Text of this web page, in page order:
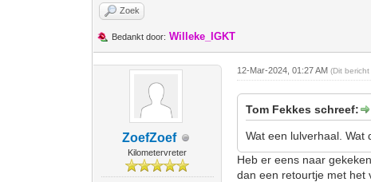
Zoek
Bedankt door: Willeke_IGKT
ZoefZoef
Kilometervreter
12-Mar-2024, 01:27 AM(Dit
Tom Fekkes schreef:
Wat een lulverhaal. Wat
Heb er eens naar
dan een retourtje met het